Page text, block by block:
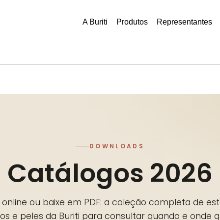
A Buriti Produtos Representantes
DOWNLOADS
Catálogos 2026
online ou baixe em PDF: a coleção completa de
e peles da Buriti para consultar quando e onde